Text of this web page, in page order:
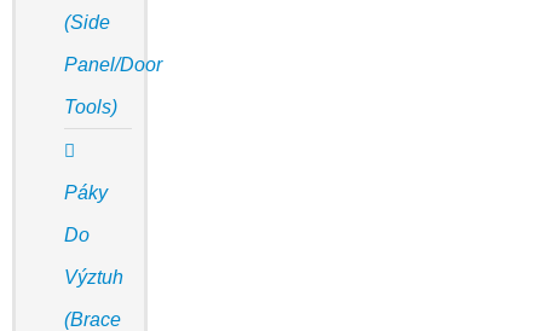
(Side
Panel/door
Tools)
Páky
Do
Výztuh
(Brace